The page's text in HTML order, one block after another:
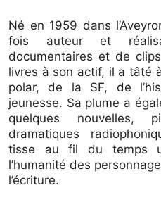
Né en 1959 dans
fois auteur et
documentaires et de
livres à son actif, il a tâté
polar, de la SF, de
jeunesse. Sa plume a
quelques
dramatiques
tisse au fil du temps
l’humanité des
l’écriture.